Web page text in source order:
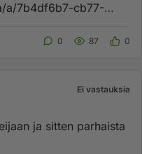
a/7b4df6b7-cb77-
0 87 0
Ei vastauksia
ja sitten parhaista